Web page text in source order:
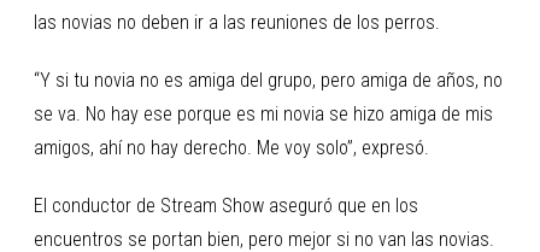
las novias no deben ir a las reuniones de los perros.
“Y si tu novia no es amiga del grupo, pero amiga de años, no
se va. No hay ese porque es mi novia se hizo amiga de mis
amigos, ahí no hay derecho. Me voy solo”, expresó.
El conductor de Stream Show aseguró que en los
encuentros se portan bien, pero mejor si no van las novias.